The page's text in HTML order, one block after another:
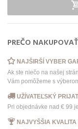
PREČO
NAJŠIRŠÍ VYBER
Ak ste niečo na našej
Vám pomôžeme s
UŽÍVATEĽSKÝ
Pri objednávke nad € 99
NAJVYŠŠIA KVALITA